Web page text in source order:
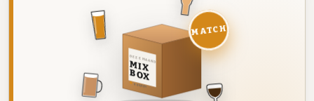
DEZE MAAND
MIX
BOX
8 BIEREN
MATCH